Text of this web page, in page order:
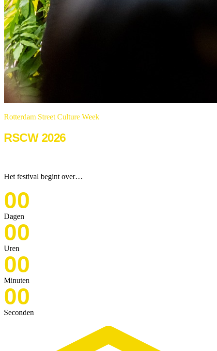
Rotterdam Street Culture Week
RSCW 2026
Het festival begint over…
00
Dagen
00
Uren
00
Minuten
00
Seconden